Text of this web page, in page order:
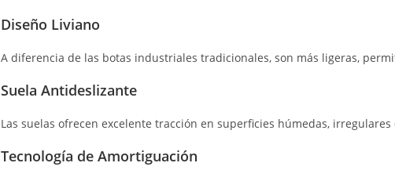
Diseño Liviano
A diferencia de las botas industriales tradicionales, son más ligeras,
Suela Antideslizante
Las suelas ofrecen excelente tracción en superficies húmedas, irregulares
Tecnología de Amortiguación